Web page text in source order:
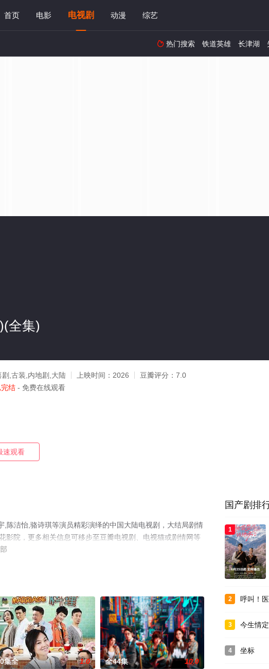
首页 电影 电视剧 动漫 综艺
 热门搜索 铁道英雄 长津湖
全集)
剧,古装,内地剧,大陆 上映时间： 2026 豆瓣评分： 7.0
结 - 免费在线观看
速观看
陈洁怡,骆诗琪等演员精彩演绎的中国大陆电视剧，大结局剧情
院，更多相关信息可移步至豆瓣电视剧、电视猫或剧情网等
集全 1.0 全44集 10.0
国产剧排
1
2 呼叫！
3 今生情
4 坐标